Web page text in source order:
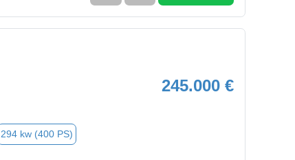
245.000 €
294 kw (400 PS)